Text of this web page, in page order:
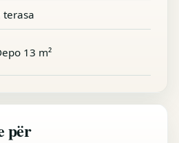
terasa
13 m²
për